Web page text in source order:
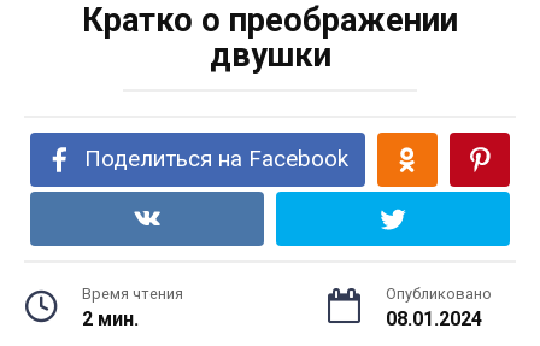
Кратко о преображении
двушки
Поделиться на Facebook
Время чтения
2 мин.
Опубликовано
08.01.2024